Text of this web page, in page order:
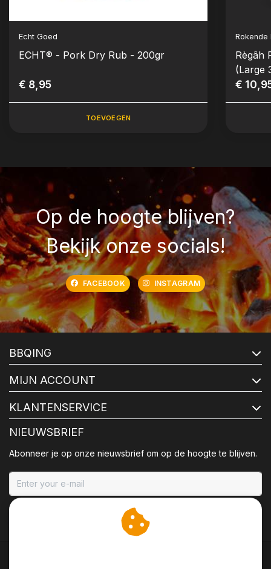
Echt Goed
ECHT® - Pork Dry Rub - 200gr
€ 8,95
TOEVOEGEN
Rokende
Règâh
(Large
€
Op de hoogte blijven?
Bekijk onze socials!
FACEBOOK INSTAGRAM
BBQING
MIJN ACCOUNT
KLANTENSERVICE
NIEUWSBRIEF
Abonneer je op onze nieuwsbrief om op de hoogte te blijven.